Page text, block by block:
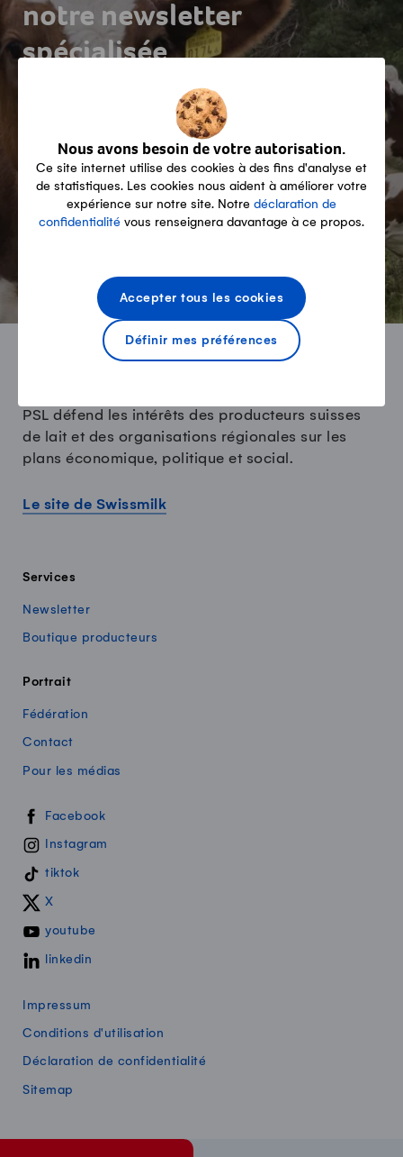
Nous avons besoin de votre autorisation.
Ce site internet utilise des cookies à des fins d'analyse et
de statistiques. Les cookies nous aident à améliorer votre
expérience sur notre site. Notre déclaration de
confidentialité vous renseignera davantage à ce propos.
Définir mes préférences
Accepter tous les cookies
notre newsletter
spécialisée
S'abonner maintenant!
PSL défend les intérêts des producteurs suisses
de lait et des organisations régionales sur les
plans économique, politique et social.
Le site de Swissmilk
Services
Newsletter
Boutique producteurs
Portrait
Fédération
Contact
Pour les médias
Swissmilk sur les réseaux sociaux
Facebook
Instagram
tiktok
X
youtube
linkedin
Impressum
Conditions d'utilisation
Déclaration de confidentialité
Sitemap